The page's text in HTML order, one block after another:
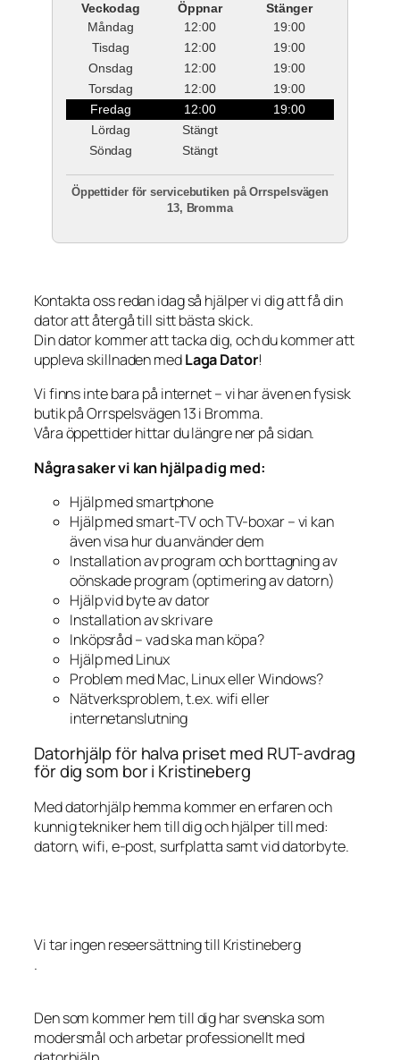
Veckodag Öppnar
Stänger
Måndag
12:00
19:00
Tisdag
12:00
19:00
Onsdag
12:00
19:00
Torsdag
12:00
19:00
Fredag
12:00
19:00
Lördag
Stängt
Söndag
Stängt
Öppettider för servicebutiken på Orrspelsvägen
13, Bromma
Kontakta oss redan idag så hjälper vi dig att få din
dator att återgå till sitt bästa skick.
Din dator kommer att tacka dig, och du kommer att
uppleva skillnaden medLaga Dator!
Vi finns inte bara på internet – vi har även en fysisk
butik på Orrspelsvägen 13 i Bromma.
Våra öppettider hittar du längre ner på sidan.
Några saker vi kan hjälpa dig med:
Hjälp med smartphone
Hjälp med smart-TV och TV-boxar – vi kan
även visa hur du använder dem
Installation av program och borttagning av
oönskade program (optimering av datorn)
Hjälp vid byte av dator
Installation av skrivare
Inköpsråd – vad ska man köpa?
Hjälp med Linux
Problem med Mac, Linux eller Windows?
Nätverksproblem, t.ex. wifi eller
internetanslutning
Datorhjälp för halva priset med RUT-avdrag
för dig som bor i Kristineberg
Med datorhjälp hemma kommer en erfaren och
kunnig tekniker hem till dig och hjälper till med:
datorn, wifi, e-post, surfplatta samt vid datorbyte.
Vi tar ingen reseersättning till Kristineberg
.
Den som kommer hem till dig har svenska som
modersmål och arbetar professionellt med